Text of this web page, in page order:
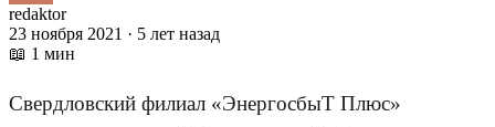
redaktor
23 ноября 2021 · 5 лет назад
📖 1 мин
Свердловский филиал «ЭнергосбыТ Плюс»